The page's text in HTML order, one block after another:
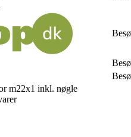
m22x1 inkl. nøgle